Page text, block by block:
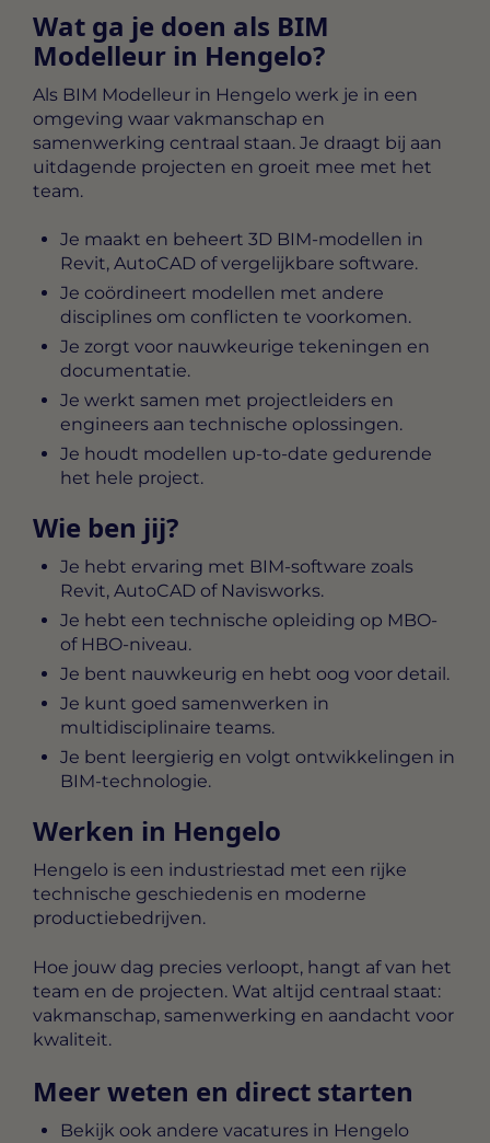
Wat ga je doen als BIM
Modelleur in Hengelo?
Als BIM Modelleur in Hengelo werk je in een
omgeving waar vakmanschap en
samenwerking centraal staan. Je draagt bij aan
uitdagende projecten en groeit mee met het
team.
Je maakt en beheert 3D BIM-modellen in
Revit, AutoCAD of vergelijkbare software.
Je coördineert modellen met andere
disciplines om conflicten te voorkomen.
Je zorgt voor nauwkeurige tekeningen en
documentatie.
Je werkt samen met projectleiders en
engineers aan technische oplossingen.
Je houdt modellen up-to-date gedurende
het hele project.
Wie ben jij?
Je hebt ervaring met BIM-software zoals
Revit, AutoCAD of Navisworks.
Je hebt een technische opleiding op MBO-
of HBO-niveau.
Je bent nauwkeurig en hebt oog voor detail.
Je kunt goed samenwerken in
multidisciplinaire teams.
Je bent leergierig en volgt ontwikkelingen in
BIM-technologie.
Werken in Hengelo
Hengelo is een industriestad met een rijke
technische geschiedenis en moderne
productiebedrijven.
Hoe jouw dag precies verloopt, hangt af van het
team en de projecten. Wat altijd centraal staat:
vakmanschap, samenwerking en aandacht voor
kwaliteit.
Meer weten en direct starten
Bekijk ook andere vacatures in Hengelo